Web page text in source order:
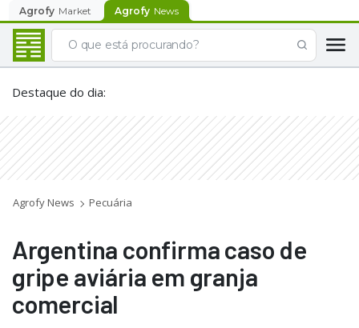
Agrofy Market Agrofy News
Destaque do dia:
Agrofy News Pecuária
Argentina confirma caso de
gripe aviária em granja
comercial